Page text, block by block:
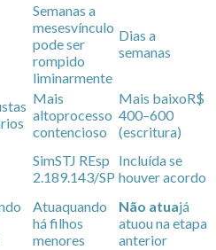
Semanas a
mesesvínculo
pode ser
rompido
liminarmente
Dias a
semanas
Mais
altoprocesso
contencioso
Mais baixoR$
400–600
(escritura)
SimSTJ REsp
2.189.143/SP
Incluída se
houver acordo
Atuaquando
há filhos
menores
Não atuajá
atuou na etapa
anterior